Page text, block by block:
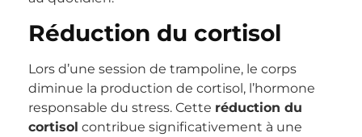
Réduction du cortisol
Lors d’une session de trampoline, le corps
diminue la production de cortisol, l’hormone
responsable du stress. Cette réduction du
cortisol contribue significativement à une